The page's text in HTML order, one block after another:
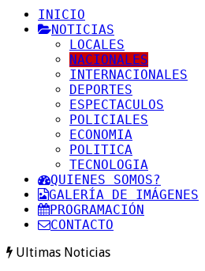
INICIO
NOTICIAS
LOCALES
NACIONALES
INTERNACIONALES
DEPORTES
ESPECTACULOS
POLICIALES
ECONOMIA
POLITICA
TECNOLOGIA
QUIENES SOMOS?
GALERÍA DE IMÁGENES
PROGRAMACIÓN
CONTACTO
Ultimas Noticias